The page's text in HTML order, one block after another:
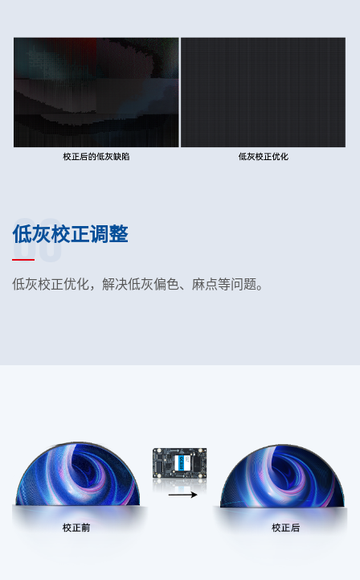
低灰校正调整
08
低灰校正优化，解决低灰偏色、麻点等问题。